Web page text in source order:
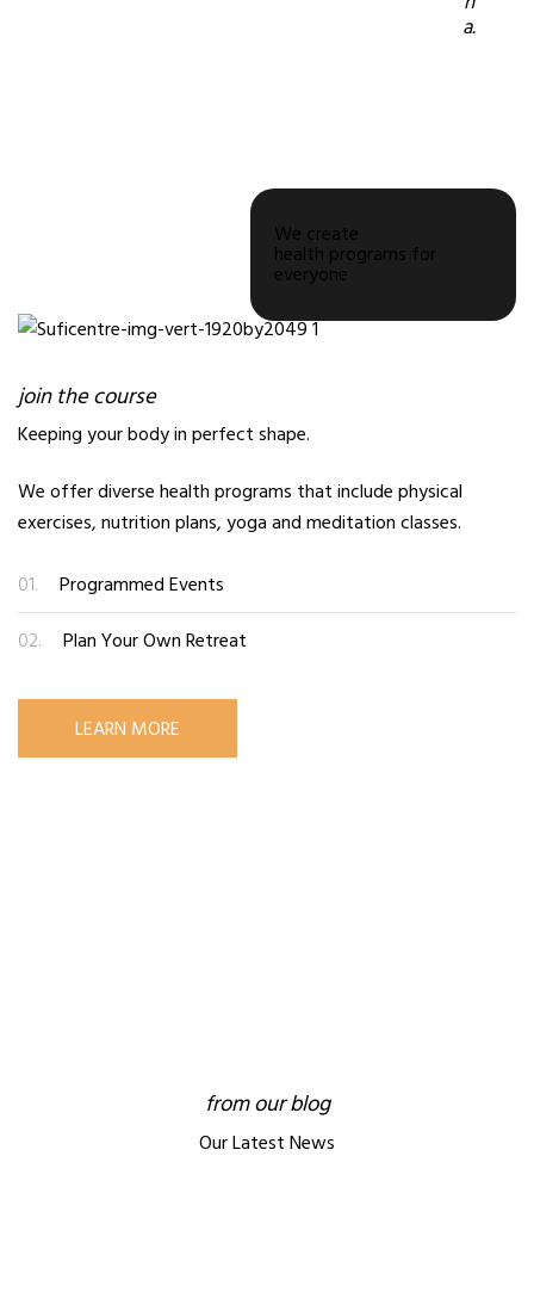
a.
We create
health programs for
everyone
join the course
Keeping your body in perfect shape.
We offer diverse health programs that include physical
exercises, nutrition plans, yoga and meditation classes.
01.
Programmed Events
02.
Plan Your Own Retreat
LEARN MORE
from our blog
Our Latest News